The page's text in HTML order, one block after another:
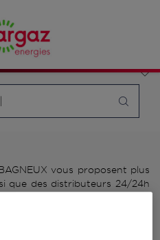
point de vente (revendeur /
de gaz ou station GPL
vous proposent plus
que des distributeurs 24/24h
de bouteilles de gaz.